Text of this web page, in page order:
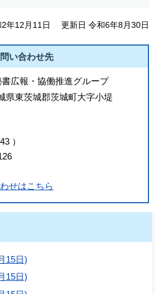
年12月11日 更新日 令和6年8月30日
い合わせ先
広報・協働推進グループ
県東茨城郡茨城町大字小堤
）
せはこちら
15日)
15日)